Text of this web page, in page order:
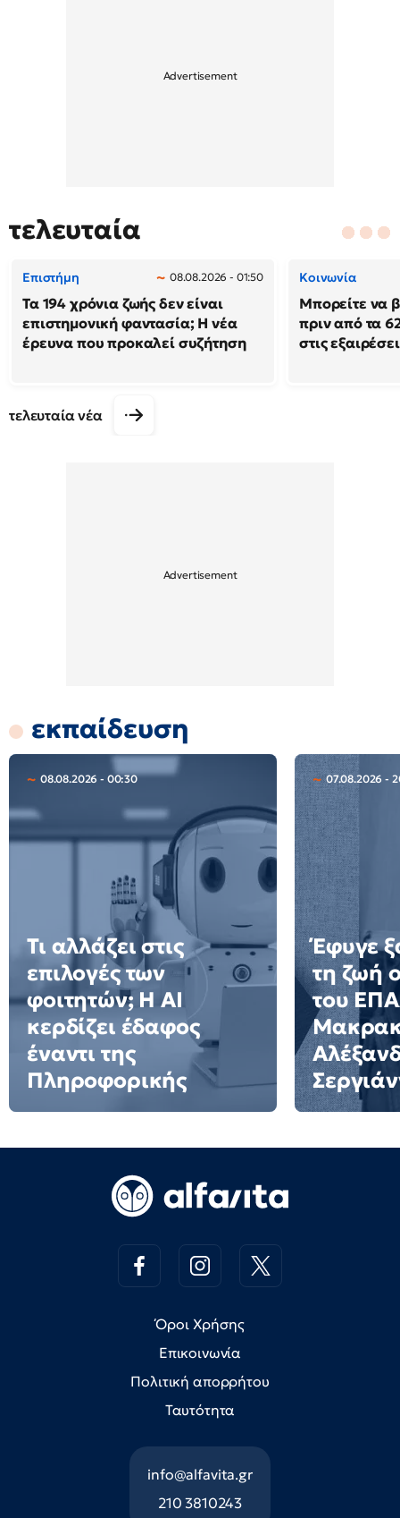
τελευταία
Επιστήμη 08.08.2026 - 01:50
Τα 194 χρόνια ζωής δεν είναι
επιστημονική φαντασία; Η νέα
έρευνα που προκαλεί συζήτηση
Κοινωνία
Μπορείτε να
πριν από τα
στις
τελευταία νέα
εκπαίδευση
08.08.2026 - 00:30
Τι αλλάζει στις
επιλογές των
φοιτητών; Η AI
κερδίζει έδαφος
έναντι της
Πληροφορικής
07.08.2026 -
Έφυγε
τη ζωή
του
Όροι Χρήσης
Επικοινωνία
Πολιτική απορρήτου
Ταυτότητα
info@alfavita.gr
210 3810243